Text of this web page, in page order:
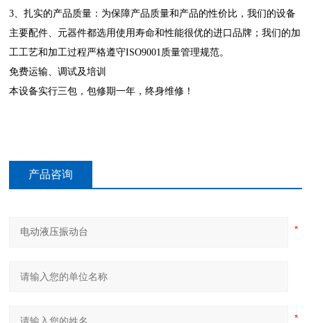
3、扎实的产品质量：为保障产品质量和产品的性价比，我们的设备
主要配件、元器件都选用使用寿命和性能很优的进口品牌；我们的加
工工艺和加工过程严格遵守ISO9001质量管理规范。
免费运输、调试及培训
本设备实行三包，包修期一年，终身维修！
产品咨询